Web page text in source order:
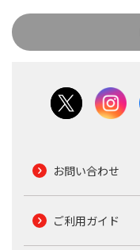
お問い合わせ
ご利用ガイド